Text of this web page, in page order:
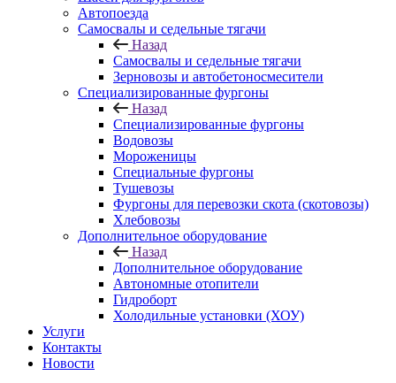
Автопоезда
Самосвалы и седельные тягачи
Назад
Самосвалы и седельные тягачи
Зерновозы и автобетоносмесители
Специализированные фургоны
Назад
Специализированные фургоны
Водовозы
Мороженицы
Специальные фургоны
Тушевозы
Фургоны для перевозки скота (скотовозы)
Хлебовозы
Дополнительное оборудование
Назад
Дополнительное оборудование
Автономные отопители
Гидроборт
Холодильные установки (ХОУ)
Услуги
Контакты
Новости